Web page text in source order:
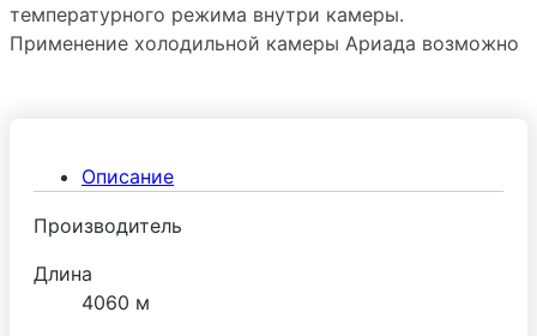
температурного режима внутри камеры.
Применение холодильной камеры Ариада возможно
хранение продуктов при температуре: -2:+6°С
(среднетемпературные), -
15:-25°С(низкотемпературные).
Описание
Производитель
Длина
4060 м